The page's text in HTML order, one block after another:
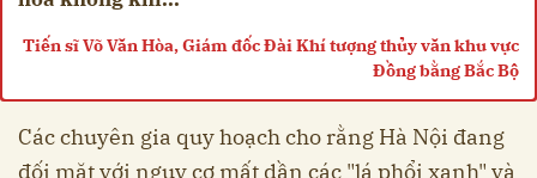
Tiến sĩ Võ Văn Hòa, Giám đốc Đài Khí tượng thủy văn khu vực
Đồng bằng Bắc Bộ
Các chuyên gia quy hoạch cho rằng Hà Nội đang
đối mặt với nguy cơ mất dần các "lá phổi xanh" và